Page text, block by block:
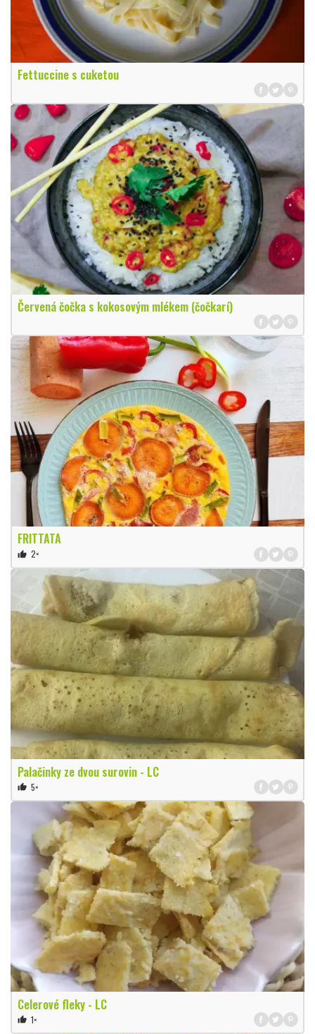
Fettuccine s cuketou
Červená čočka s kokosovým mlékem (čočkarí)
FRITTATA
thumb_up 2×
Palačinky ze dvou surovin - LC
thumb_up 5×
Celerové fleky - LC
thumb_up 1×